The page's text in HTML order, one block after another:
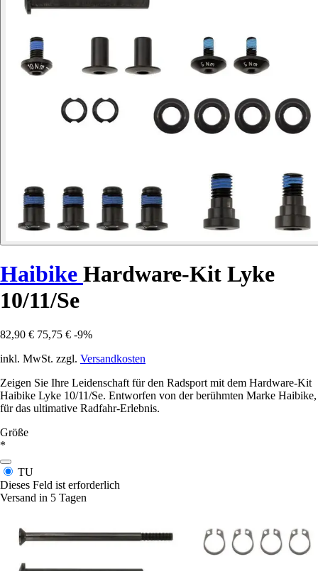
Haibike Hardware-Kit Lyke
10/11/Se
82,90 € 75,75 € -9%
inkl. MwSt. zzgl. Versandkosten
Zeigen Sie Ihre Leidenschaft für den Radsport mit dem Hardware-Kit
Haibike Lyke 10/11/Se. Entworfen von der berühmten Marke Haibike,
für das ultimative Radfahr-Erlebnis.
Größe
*
TU
Dieses Feld ist erforderlich
Versand in 5 Tagen